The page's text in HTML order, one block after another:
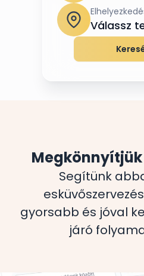
Válassz
Megkönnyítjük
Segítünk
gyorsabb és jóval
járó